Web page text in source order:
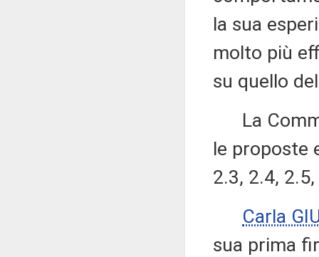
la sua
molto più
su quello
La
le proposte
2.3, 2.4,
Carla
sua prima